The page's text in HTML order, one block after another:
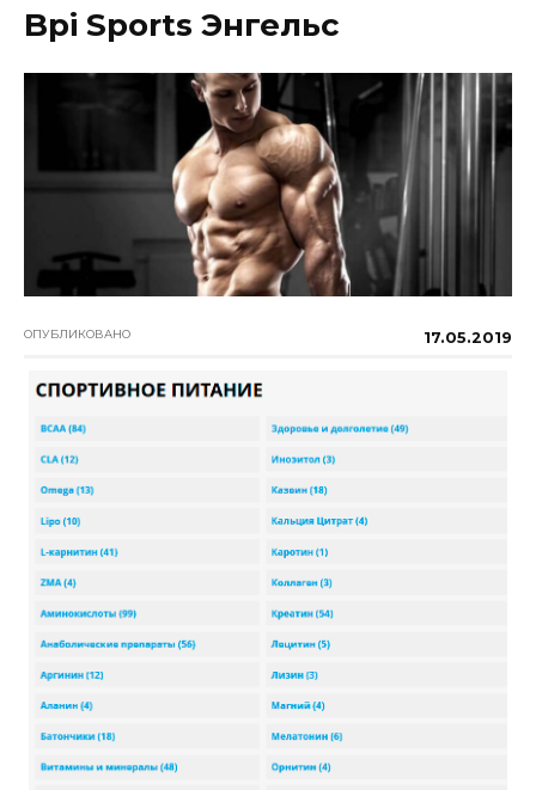
Bpi Sports Энгельс
ОПУБЛИКОВАНО 17.05.2019